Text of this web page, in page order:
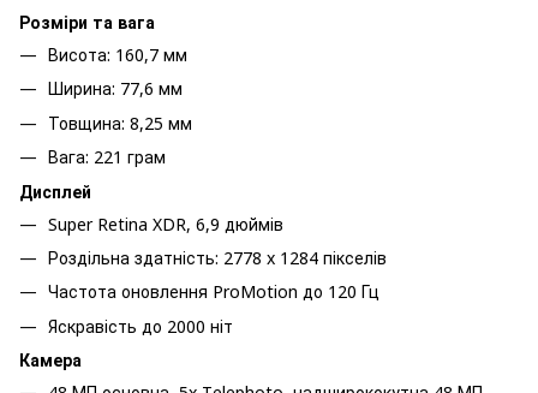
Розміри та вага
Висота: 160,7 мм
Ширина: 77,6 мм
Товщина: 8,25 мм
Вага: 221 грам
Дисплей
Super Retina XDR, 6,9 дюймів
Роздільна здатність: 2778 x 1284 пікселів
Частота оновлення ProMotion до 120 Гц
Яскравість до 2000 ніт
Камера